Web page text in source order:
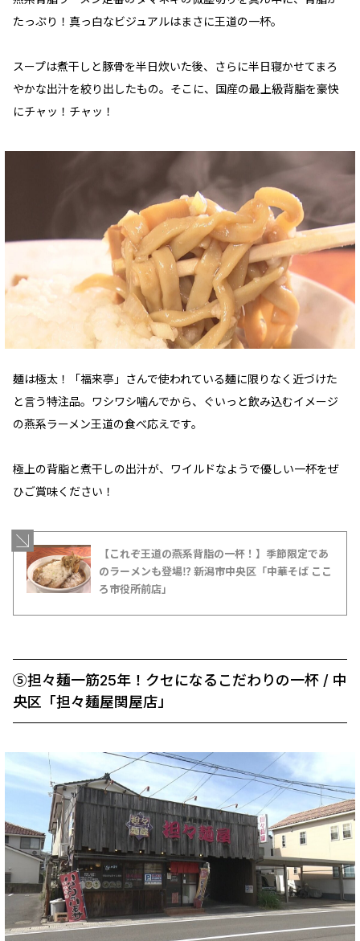
たっぷり！真っ白なビジュアルはまさに王道の一杯。
スープは煮干しと豚骨を半日炊いた後、さらに半日寝かせてまろ
やかな出汁を絞り出したもの。そこに、国産の最上級背脂を豪快
にチャッ！チャッ！
麺は極太！「福来亭」さんで使われている麺に限りなく近づけた
と言う特注品。ワシワシ噛んでから、ぐいっと飲み込むイメージ
の燕系ラーメン王道の食べ応えです。
極上の背脂と煮干しの出汁が、ワイルドなようで優しい一杯をぜ
ひご賞味ください！
【これぞ王道の燕系背脂の一杯！】季節限定であ
のラーメンも登場⁉ 新潟市中央区「中華そば ここ
ろ市役所前店」
⑤担々麺一筋25年！クセになるこだわりの一杯 / 中
央区「担々麺屋関屋店」